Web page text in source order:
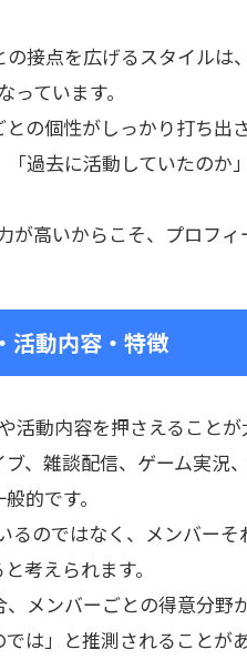
接点を広げるスタイルは
ています。
の個性がしっかり打ち出
過去に活動していたのか
が高いからこそ、プロフ
活動内容・特徴
動内容を押さえることが
、雑談配信、ゲーム実況
的です。
るのではなく、メンバー
考えられます。
メンバーごとの得意分野
は」と推測されることがあ